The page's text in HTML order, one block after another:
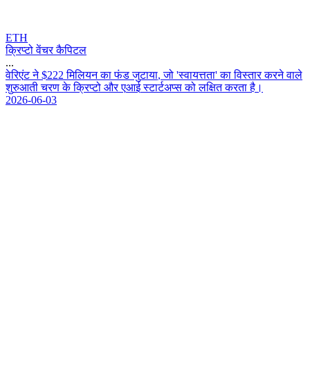
ETH
क्रिप्टो वेंचर कैपिटल
...
वरएट न $222 मलयन क फड जटय, ज 'सवयतत' क वसतर करन वल
शरआत चरण क कपट और एआई सटरअपस क लकत करत ह ।
2026-06-03